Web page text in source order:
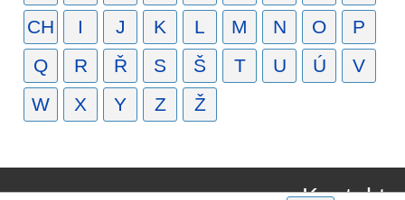
CH
I J K L M N O
P
Q
R Ř S Š T U Ú
V
W
X Y Z Ž